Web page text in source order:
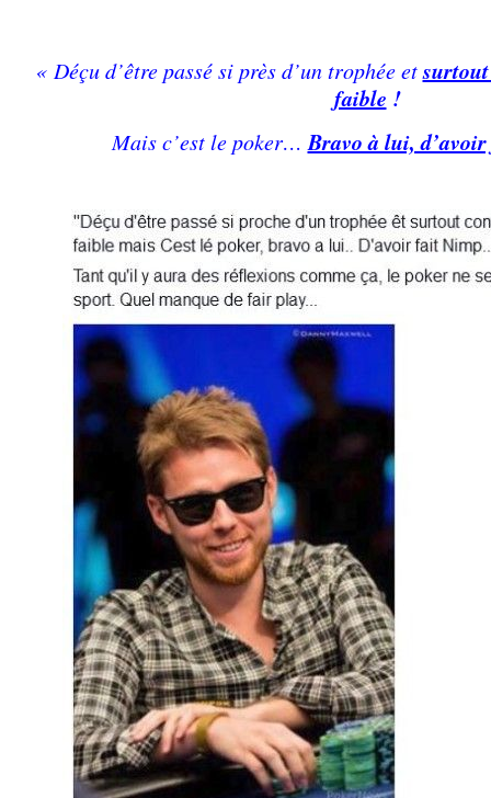
« Déçu d’être passé si près d’un trophée et
faible !
Mais c’est le poker… Bravo à lui,